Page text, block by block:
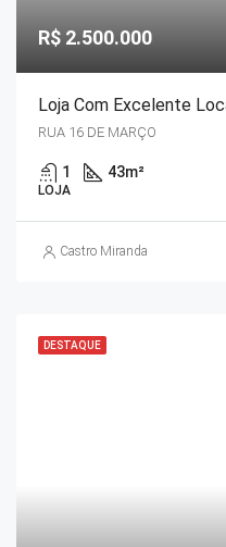
R$ 2.500.000
RUA 16 DE MARÇO
1 43m²
LOJA
Castro Miranda
DESTAQUE